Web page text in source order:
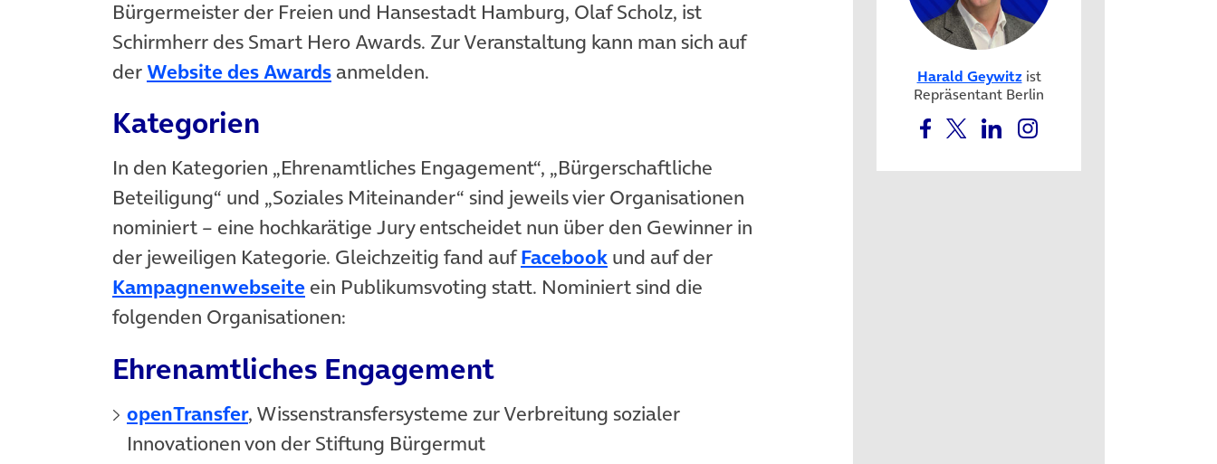
Bürgermeister der Freien und Hansestadt Hamburg, Olaf Scholz, ist
Schirmherr des Smart Hero Awards. Zur Veranstaltung kann man sich auf
der Website des Awards(öffnet in neuem Tab)
anmelden.
Kategorien
In den Kategorien „Ehrenamtliches Engagement“, „Bürgerschaftliche
Beteiligung“ und „Soziales Miteinander“ sind jeweils vier Organisationen
nominiert – eine hochkarätige Jury entscheidet nun über den Gewinner in
der jeweiligen Kategorie. Gleichzeitig fand aufFacebook(öffnet in neuem Tab)
und auf der
Kampagnenwebseite(öffnet in neuem Tab)
ein Publikumsvoting statt. Nominiert sind die
folgenden Organisationen:
Ehrenamtliches Engagement
openTransfer(öffnet in neuem Tab)
, Wissenstransfersysteme zur Verbreitung sozialer
Innovationen von der Stiftung Bürgermut
Harald Geywitzist
Repräsentant Berlin